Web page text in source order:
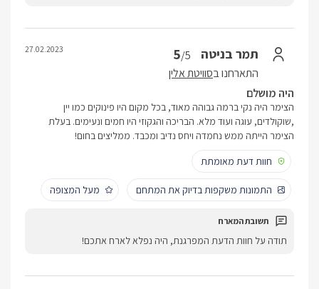
תמר בניטה 5/5
התארחנו בסוויטת אלין
27.02.2023
היה מושלם
הצימר היה נקי ברמה גבוהה מאוד, בכל מקום היו פינוקים כמו יין
,שוקולדים, עוגה ועוד מלא. הבריכה והגקוזי היו חמים ונעימים. בעלת
הצימר הייתה ממש נחמדה ויחס נדיב ומכבד. ממליצים בחום!
חוות דעת מאומתת
התמונות משקפות בדיוק את המתחם מעל המצופה
תודה על חוות הדעת המפרגנת, היה נפלא לארח אתכם!